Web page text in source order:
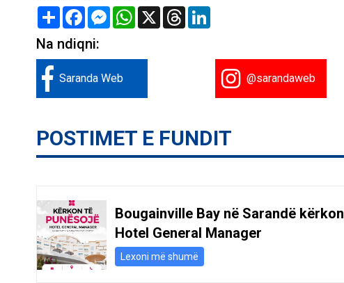
Share FacebookMessenger
WhatsApp
X Threads
Na ndiqni:
Saranda Web @sarandaweb
POSTIMET E FUNDIT
Bougainville Bay në Sarandë kërkon
Hotel General Manager
Lexoni më shumë